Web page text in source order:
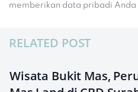
memberikan data pribadi Anda
RELATED POST
Wisata Bukit Mas,